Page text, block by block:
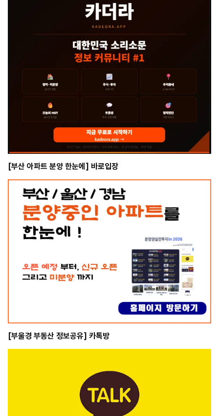
[부산 아파트 분양 한눈에] 바로입장
[부울경 부동산 정보공유] 카톡방